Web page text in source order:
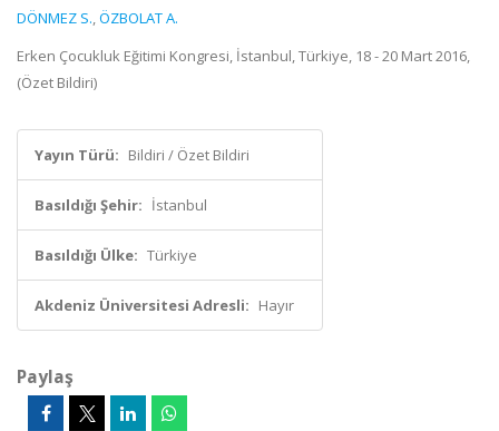
DÖNMEZ S.,ÖZBOLAT A.
Erken Çocukluk Eğitimi Kongresi, İstanbul, Türkiye, 18 - 20 Mart 2016,
(Özet Bildiri)
Yayın Türü: Bildiri / Özet Bildiri
Basıldığı Şehir: İstanbul
Basıldığı Ülke: Türkiye
Akdeniz Üniversitesi Adresli: Hayır
Paylaş